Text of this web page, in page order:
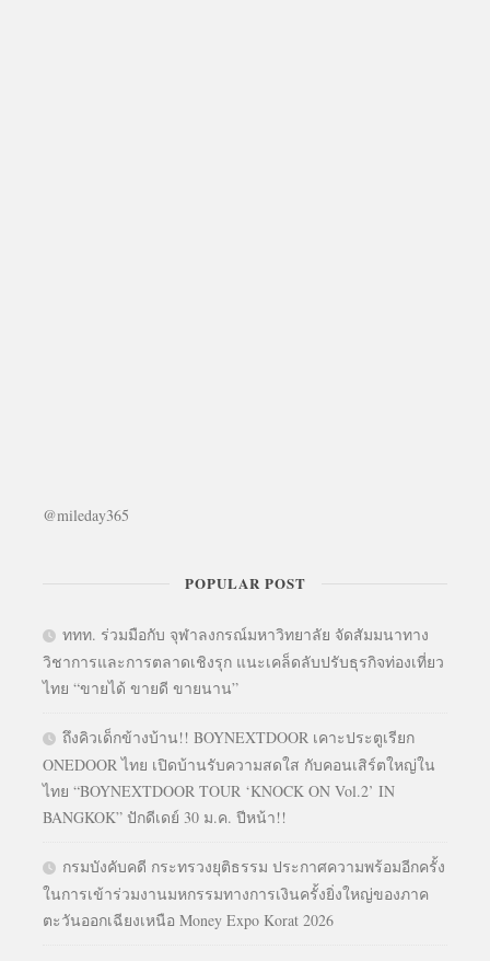
@mileday365
POPULAR POST
ททท. ร่วมมือกับ จุฬาลงกรณ์มหาวิทยาลัย จัดสัมมนาทาง
วิชาการและการตลาดเชิงรุก แนะเคล็ดลับปรับธุรกิจท่องเที่ยว
ไทย “ขายได้ ขายดี ขายนาน”
ถึงคิวเด็กข้างบ้าน!! BOYNEXTDOOR เคาะประตูเรียก
ONEDOOR ไทย เปิดบ้านรับความสดใส กับคอนเสิร์ตใหญ่ใน
ไทย “BOYNEXTDOOR TOUR ‘KNOCK ON Vol.2’ IN
BANGKOK” ปักดีเดย์ 30 ม.ค. ปีหน้า!!
กรมบังคับคดี กระทรวงยุติธรรม ประกาศความพร้อมอีกครั้ง
ในการเข้าร่วมงานมหกรรมทางการเงินครั้งยิ่งใหญ่ของภาค
ตะวันออกเฉียงเหนือ Money Expo Korat 2026